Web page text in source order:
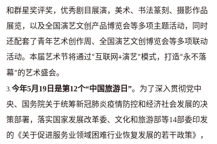
和群星奖评奖，优秀剧目展演，美术、书法篆刻、摄影作品
展览，以及全国演艺文创产品博览会等多项主题活动，同时
还配套了青年艺术创作周、全国演艺文创博览会等多项联动
活动。本届艺术节将通过“互联网+演艺”模式，打造“永不落
幕”的艺术盛会。
3.今年5月19日是第12个“中国旅游日”。为了深入贯彻党中
央、国务院关于统筹新冠肺炎疫情防控和经济社会发展的决
策部署，落实国家发展改革委、文化和旅游部等14部委印发
的《关于促进服务业领域困难行业恢复发展的若干政策》，